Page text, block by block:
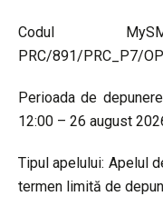
Codul
PRC/891/PRC_P7/
Perioada de
12:00 – 26 august
Tipul apelului: Apelul
termen limită de